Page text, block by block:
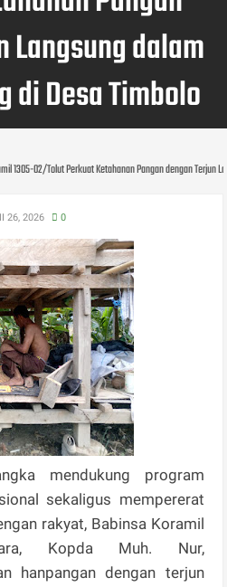
Langsung dalam
di Desa Timbolo
1305-02/Tolut Perkuat Ketahanan Pangan dengan Terjun
26, 2026 0
mendukung program
sekaligus mempererat
rakyat, Babinsa Koramil
Kopda Muh. Nur,
hanpangan dengan terjun